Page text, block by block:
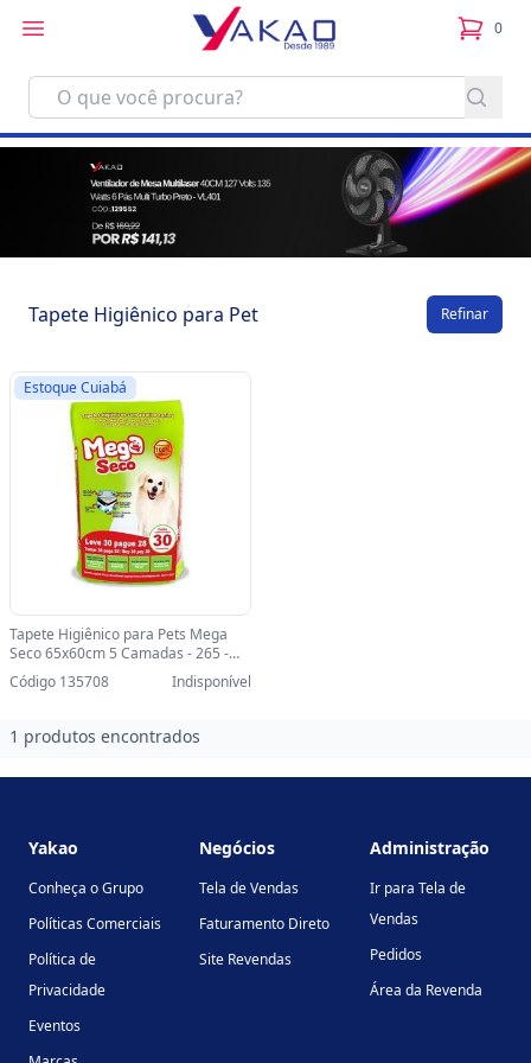
0
itens
Tapete Higiênico para Pet Refinar
Estoque Cuiabá
Tapete Higiênico para Pets Mega
Seco 65x60cm 5 Camadas - 265 -
Pacote com 30 Unidades - 135708 -
265
Código 135708 Indisponível
1 produtos encontrados
Yakao
Conheça o Grupo
Políticas Comerciais
Política de
Privacidade
Eventos
Negócios
Tela de Vendas
Faturamento Direto
Site Revendas
Administração
Ir para Tela de
Vendas
Pedidos
Área da Revenda